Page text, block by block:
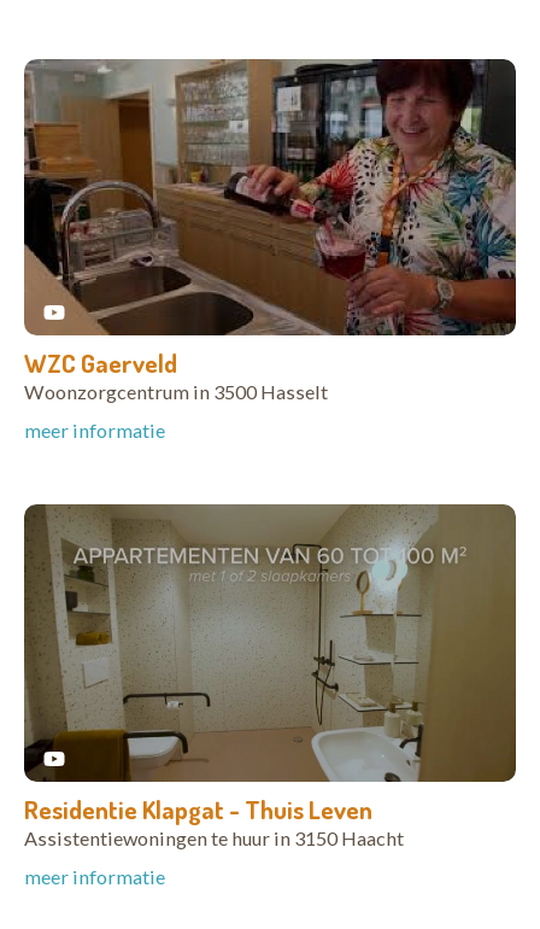
WZC Gaerveld
Woonzorgcentrum in 3500 Hasselt
meer informatie
Residentie Klapgat - Thuis Leven
Assistentiewoningen te huur in 3150 Haacht
meer informatie